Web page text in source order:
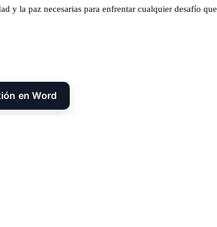
y la paz necesarias para enfrentar cualquier desafío que
en Word